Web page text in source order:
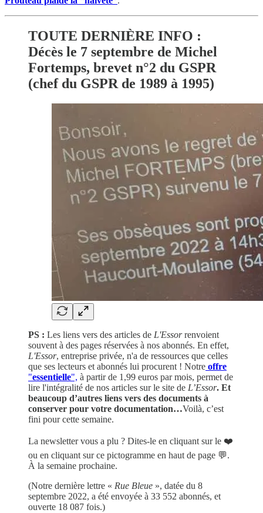
TOUTE DERNIÈRE INFO :
Décès le 7 septembre de Michel
Fortemps, brevet n°2 du GSPR
(chef du GSPR de 1989 à 1995)
PS : Les liens vers des articles de L'Essorrenvoient
souvent à des pages réservées à nos abonnés. En effet,
L'Essor, entreprise privée, n'a de ressources que celles
que ses lecteurs et abonnés lui procurent ! Notre offre
"essentielle", à partir de 1,99 euros par mois, permet de
lire l'intégralité de nos articles sur le site de L’Essor. Et
beaucoup d’autres liens vers des documents à
conserver pour votre documentation…Voilà, c’est
fini pour cette semaine.
La newsletter vous a plu ? Dites-le en cliquant sur le ❤️
ou en cliquant sur ce pictogramme en haut de page 💬.
À la semaine prochaine.
(Notre dernière lettre « Rue Bleue », datée du 8
septembre 2022, a été envoyée à 33 552 abonnés, et
ouverte 18 087 fois.)